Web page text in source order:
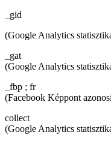
_gid
(Google Analytics
_gat
(Google Analytics
_fbp ; fr
(Facebook Képpont
collect
(Google Analytics